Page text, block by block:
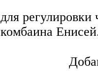
для
комбаина